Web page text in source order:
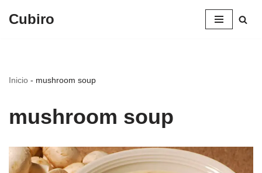
Cubiro
Inicio - mushroom soup
mushroom soup